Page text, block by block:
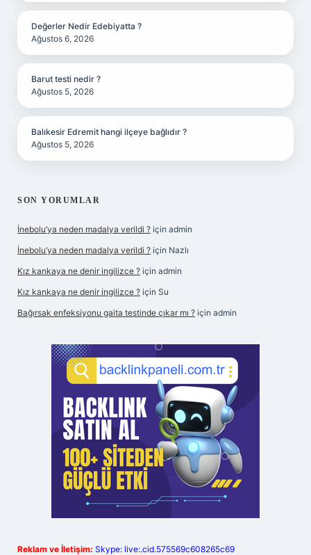
Değerler Nedir Edebiyatta ?
Ağustos 6, 2026
Barut testi nedir ?
Ağustos 5, 2026
Balıkesir Edremit hangi ilçeye bağlıdır ?
Ağustos 5, 2026
SON YORUMLAR
İnebolu’ya neden madalya verildi ? için admin
İnebolu’ya neden madalya verildi ? için Nazlı
Kız kankaya ne denir ingilizce ? için admin
Kız kankaya ne denir ingilizce ? için Su
Bağırsak enfeksiyonu gaita testinde çıkar mı ? için admin
Reklam ve İletişim: Skype: live:.cid.575569c608265c69